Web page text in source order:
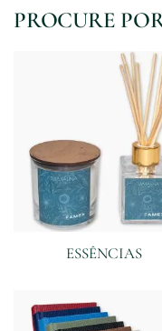
PROCURE
ESSÊNCIAS